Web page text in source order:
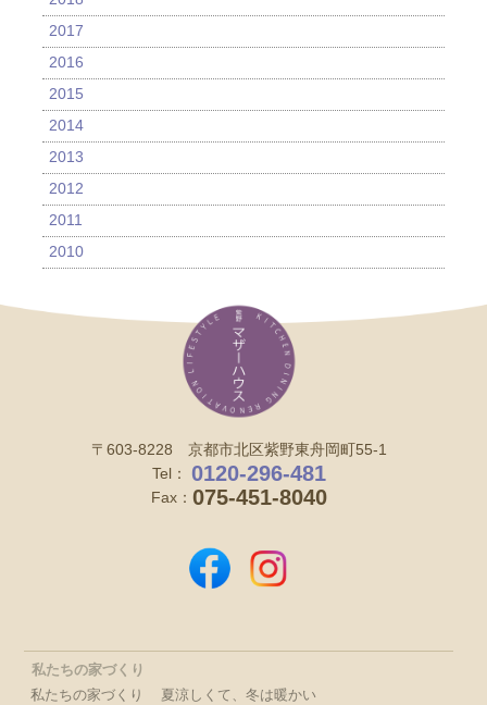
2017
2016
2015
2014
2013
2012
2011
2010
〒603-8228 京都市北区紫野東舟岡町55-1
Tel：
0120-296-481
Fax： 075-451-8040
私たちの家づくり
私たちの家づくり
夏涼しくて、冬は暖かい